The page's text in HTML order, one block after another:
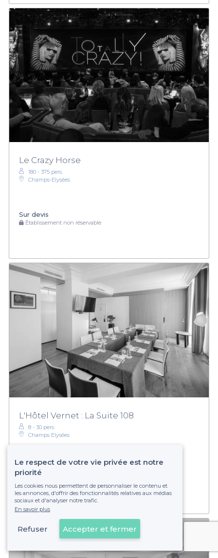
Le Crazy Horse
180 - 375 pers.
Champs-Elysées
Sur devis
Établissement non réservable
L'Hôtel Vernet : La Suite 108
8 - 30 pers.
Champs Elysées
Sur devis
Voir sur la carte
Le respect de votre vie privée est notre
priorité
Les cookies nous permettent de personnaliser le contenu et
les annonces, d'offrir des fonctionnalités relatives aux médias
sociaux et d'analyser notre trafic.
En savoir plus
Refuser Accepter et fermer